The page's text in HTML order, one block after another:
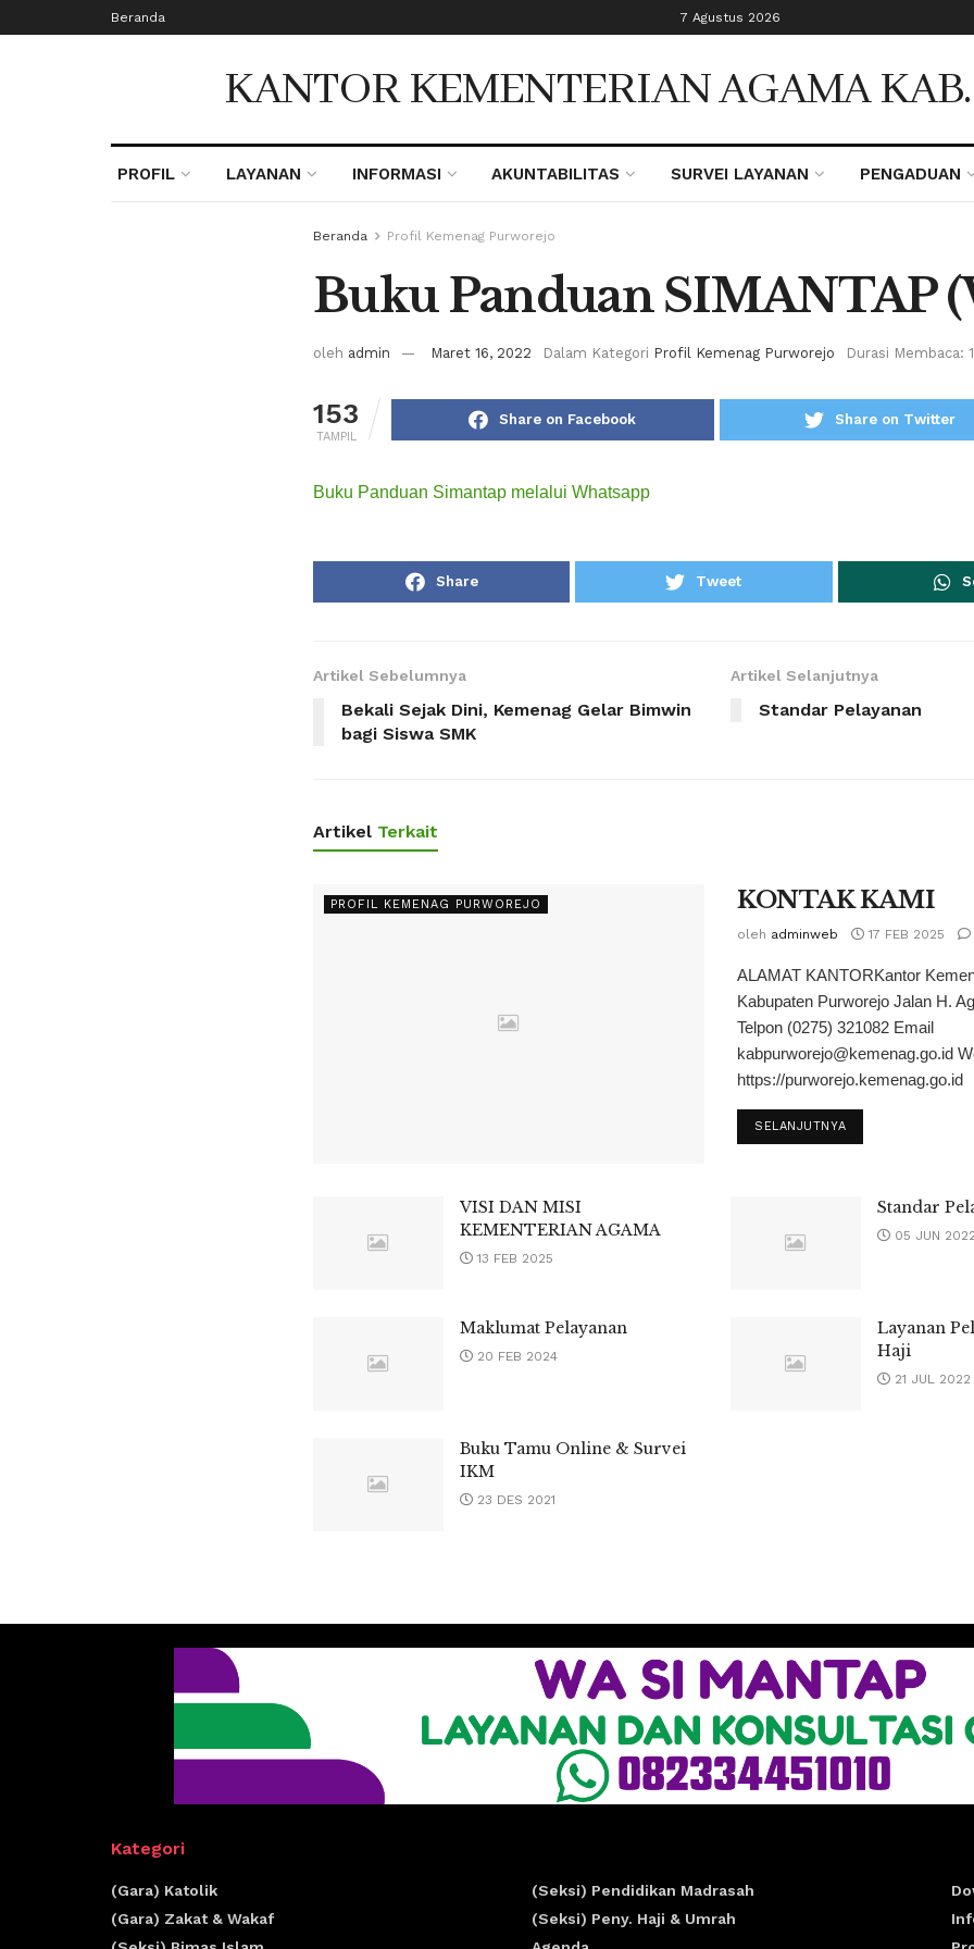
Beranda 7 Agustus 2026
KANTOR KEMENTERIAN AGAMA
PROFIL LAYANAN INFORMASI AKUNTABILITAS SURVEI LAYANAN PENGADUAN
Beranda Profil Kemenag Purworejo
Buku Panduan SIMANTAP
oleh admin Maret 16, 2022 Dalam Kategori Profil Kemenag Purworejo Durasi Membaca:
153
TAMPIL
Share on Facebook Share on Twitter
Buku Panduan Simantap melalui Whatsapp
Share Tweet
Artikel Sebelumnya
Bekali Sejak Dini, Kemenag Gelar Bimwin
bagi Siswa SMK
Artikel Selanjutnya
Standar Pelayanan
Artikel Terkait
PROFIL KEMENAG PURWOREJO KONTAK KAMI
oleh adminweb 17 FEB 2025
ALAMAT KANTORKantor
Kabupaten Purworejo Jalan H.
Telpon (0275) 321082 Email
kabpurworejo@kemenag.go.id
https://purworejo.kemenag.go.id
SELANJUTNYA
VISI DAN MISI
KEMENTERIAN AGAMA
13 FEB 2025
Standar
05 JUN 2022
Maklumat Pelayanan
20 FEB 2024
Layanan
Haji
21 JUL 2022
Buku Tamu Online & Survei
IKM
23 DES 2021
Kategori
(Gara) Katolik
(Gara) Zakat & Wakaf
(Seksi) Pendidikan Madrasah
(Seksi) Peny. Haji & Umrah